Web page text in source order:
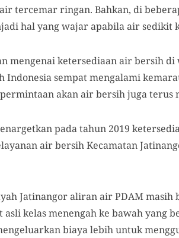
tercemar ringan. Bahkan, di
hal yang wajar apabila air sedikit
mengenai ketersediaan air bersih
sempat mengalami
akan air bersih juga terus
pada tahun 2019
air bersih Kecamatan
Jatinangor aliran air PDAM
asli kelas menengah ke bawah yang
biaya lebih untuk